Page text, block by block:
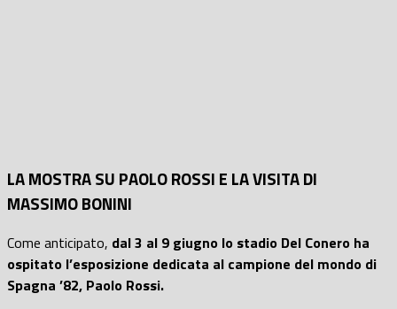
LA MOSTRA SU PAOLO ROSSI E LA VISITA DI
MASSIMO BONINI
Come anticipato, dal 3 al 9 giugno lo stadio Del Conero ha
ospitato l’esposizione dedicata al campione del mondo di
Spagna ’82, Paolo Rossi.